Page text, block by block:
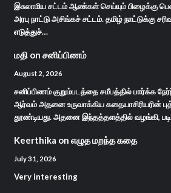
இசுலாமிய சட்டம் ஆண்கள் செய்யும் பிழைக்கு
அரபு நாட்டு அசிங்கச் சட்டம். தமிழ் நாட்டுக்கு
எடுத்துச்…
மதி on சனிப்பிணம்
August 2, 2026
சனிப்பிணம் குறும்படத்தை சமீபத்தில் பார்க்க
ஆர்வம் அதனை உருவாக்கிய கதையாசிரியரின்
தூண்டியது. அதனை இந்தத்தளத்தில் வழங்கி,
Keerthika on எழுத மறந்த கதை
July 31, 2026
Very interesting